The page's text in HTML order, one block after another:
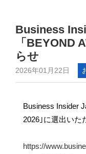
Business
「BEYOND
らせ
2026年01月22日
Business Insider
2026｣に選出いた
https://